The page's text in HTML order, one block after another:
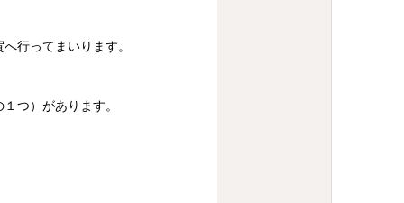
行ってまいります。
つ）があります。